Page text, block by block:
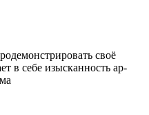
своё
в себе изысканность ар-